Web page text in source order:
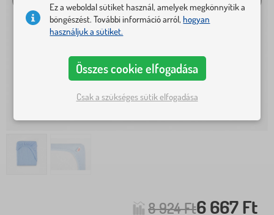
8 924 Ft6 667 Ft
Ez a weboldal sütiket használ, amelyek megkönnyítik a
böngészést. További információ arról,hogyan
használjuk a sütiket.
Összes cookie elfogadása
Csak a szükséges sütik elfogadása